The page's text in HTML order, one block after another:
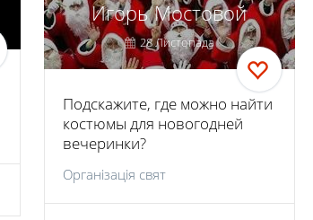
Игорь Мостовой
28 Листопада
Подскажите, где можно найти
костюмы для новогодней
вечеринки?
Організація свят